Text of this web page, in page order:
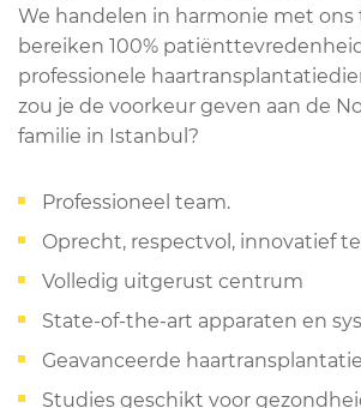
We handelen in harmonie met ons
bereiken 100%
professionele
zou je de voorkeur geven aan de
familie in Istanbul?
Professioneel team.
Oprecht, respectvol, innovatief
Volledig uitgerust centrum
State-of-the-art apparaten en
Geavanceerde
Studies geschikt voor